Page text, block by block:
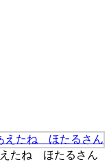
えたね ほたるさん